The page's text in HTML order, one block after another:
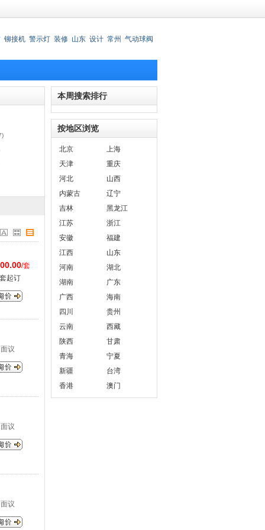
铆接机 警示灯 装修 山东 设计 常州 气动球阀
/套
起订
面议
面议
面议
本周搜索排行
按地区浏览
北京
上海
天津
重庆
河北
山西
内蒙古
辽宁
吉林
黑龙江
江苏
浙江
安徽
福建
江西
山东
河南
湖北
湖南
广东
广西
海南
四川
贵州
云南
西藏
陕西
甘肃
青海
宁夏
新疆
台湾
香港
澳门